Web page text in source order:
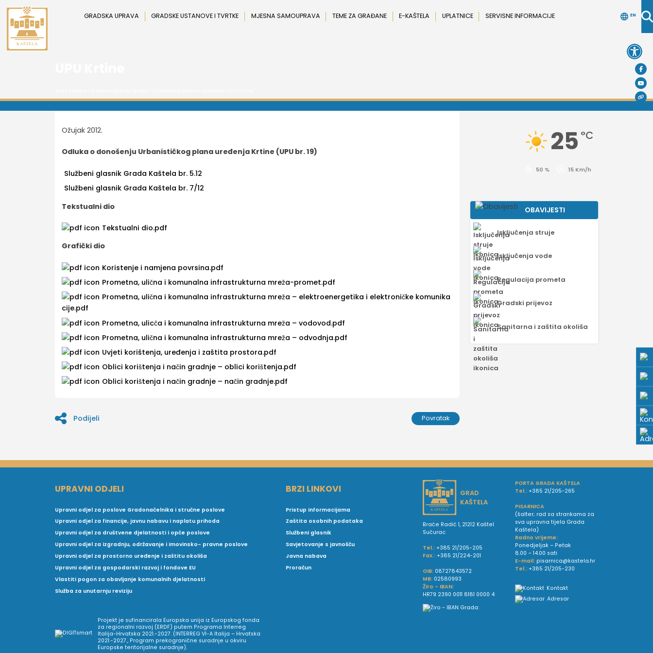
Preskoči
sadržaj
GRADSKA UPRAVA GRADSKE USTANOVE I TVRTKE MJESNA SAMOUPRAVA TEME ZA GRAĐANE E-KAŠTELA UPLATNICE SERVISNE INFORMACIJE EN
Ožujak 2012.
Odluka o donošenju Urbanističkog plana uređenja Krtine (UPU br. 19)
Službeni glasnik Grada Kaštela br. 5.12
Službeni glasnik Grada Kaštela br. 7/12
Tekstualni dio
Tekstualni dio.pdf
Grafički dio
Koristenje i namjena povrsina.pdf
Prometna, ulična i komunalna infrastrukturna mreža-promet.pdf
Prometna, ulična i komunalna infrastrukturna mreža – elektroenergetika i elektroničke komunika
cije.pdf
Prometna, ulicča i komunalna infrastrukturna mreža – vodovod.pdf
Prometna, ulična i komunalna infrastrukturna mreža – odvodnja.pdf
Uvjeti korištenja, uređenja i zaštita prostora.pdf
Oblici korištenja i način gradnje – oblici korištenja.pdf
Oblici korištenja i način gradnje – način gradnje.pdf
Podijeli Povratak
25 °C
50 % 15 Km/h
OBAVIJESTI
Isključenja struje
Isključenja vode
Regulacija prometa
Gradski prijevoz
Sanitarna i zaštita okoliša
UPRAVNI ODJELI
Upravni odjel za poslove Gradonačelnika i stručne poslove
Upravni odjel za financije, javnu nabavu i naplatu prihoda
Upravni odjel za društvene djelatnosti i opće poslove
Upravni odjel za izgradnju, održavanje i imovinsko- pravne poslove
Upravni odjel za prostorno uređenje i zaštitu okoliša
Upravni odjel za gospodarski razvoj i fondove EU
Vlastiti pogon za obavljanje komunalnih djelatnosti
Služba za unutarnju reviziju
BRZI LINKOVI
Pristup informacijama
Zaštita osobnih podataka
Službeni glasnik
Savjetovanje s javnošću
Javna nabava
Proračun
GRAD
KAŠTELA
Braće Radić 1, 21212 Kaštel
Sućurac
Tel.: +385 21/205-205
Fax.: +385 21/224-201
OIB: 08727843572
MB: 02580993
Žiro - IBAN:
HR79 2390 0011 8181 0000 4
PORTA GRADA KAŠTELA
Tel.: +385 21/205-265
PISARNICA
(šalter; rad sa strankama za
sva upravna tijela Grada
Kaštela)
Radno vrijeme:
Ponedjeljak – Petak
8.00 – 14.00 sati
E-mail: pisarnica@kastela.hr
Tel.: +385 21/205-230
Kontakt
Adresar
Projekt je sufinancirala Europska unija iz Europskog fonda
za regionalni razvoj (ERDF) putem Programa Interreg
Italija-Hrvatska 2021.-2027. (INTERREG VI-A Italija – Hrvatska
2021.-2027., Program prekogranične suradnje u okviru
Europske teritorijalne suradnje).